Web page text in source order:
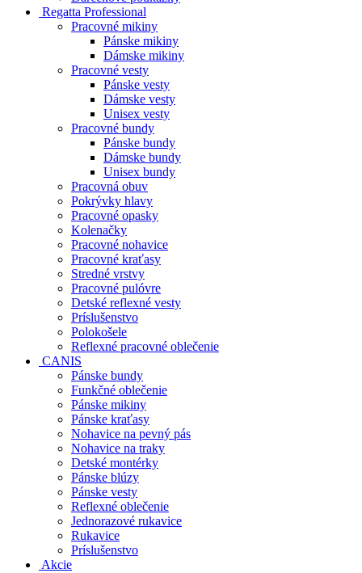
Regatta Professional
Pracovné mikiny
Pánske mikiny
Dámske mikiny
Pracovné vesty
Pánske vesty
Dámske vesty
Unisex vesty
Pracovné bundy
Pánske bundy
Dámske bundy
Unisex bundy
Pracovná obuv
Pokrývky hlavy
Pracovné opasky
Kolenačky
Pracovné nohavice
Pracovné kraťasy
Stredné vrstvy
Pracovné pulóvre
Detské reflexné vesty
Príslušenstvo
Polokošele
Reflexné pracovné oblečenie
CANIS
Pánske bundy
Funkčné oblečenie
Pánske mikiny
Pánske kraťasy
Nohavice na pevný pás
Nohavice na traky
Detské montérky
Pánske blúzy
Pánske vesty
Reflexné oblečenie
Jednorazové rukavice
Rukavice
Príslušenstvo
Akcie